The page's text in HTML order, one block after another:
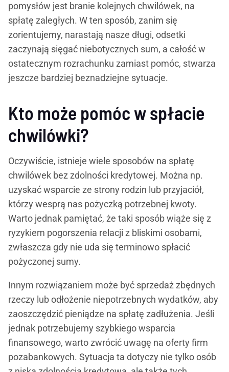
pomysłów jest branie kolejnych chwilówek, na
spłatę zaległych. W ten sposób, zanim się
zorientujemy, narastają nasze długi, odsetki
zaczynają sięgać niebotycznych sum, a całość w
ostatecznym rozrachunku zamiast pomóc, stwarza
jeszcze bardziej beznadziejne sytuacje.
Kto może pomóc w spłacie
chwilówki?
Oczywiście, istnieje wiele sposobów na spłatę
chwilówek bez zdolności kredytowej. Można np.
uzyskać wsparcie ze strony rodzin lub przyjaciół,
którzy wesprą nas pożyczką potrzebnej kwoty.
Warto jednak pamiętać, że taki sposób wiąże się z
ryzykiem pogorszenia relacji z bliskimi osobami,
zwłaszcza gdy nie uda się terminowo spłacić
pożyczonej sumy.
Innym rozwiązaniem może być sprzedaż zbędnych
rzeczy lub odłożenie niepotrzebnych wydatków, aby
zaoszczędzić pieniądze na spłatę zadłużenia. Jeśli
jednak potrzebujemy szybkiego wsparcia
finansowego, warto zwrócić uwagę na oferty firm
pozabankowych. Sytuacja ta dotyczy nie tylko osób